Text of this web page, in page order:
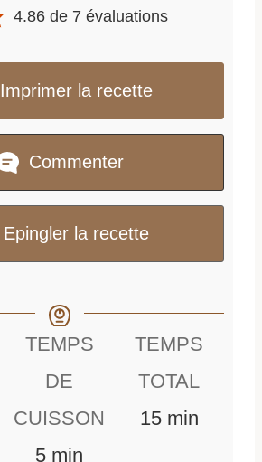
4.86 de 7 évaluations
Imprimer la recette
Commenter
Epingler la recette
TEMPS
DE
CUISSON
5mmin
TEMPS
TOTAL
15mmin